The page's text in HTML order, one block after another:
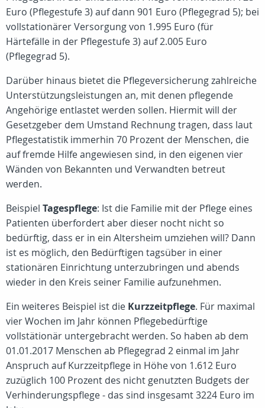
Euro (Pflegestufe 3) auf dann 901 Euro (Pflegegrad 5); bei
vollstationärer Versorgung von 1.995 Euro (für
Härtefälle in der Pflegestufe 3) auf 2.005 Euro
(Pflegegrad 5).
Darüber hinaus bietet die Pflegeversicherung zahlreiche
Unterstützungsleistungen an, mit denen pflegende
Angehörige entlastet werden sollen. Hiermit will der
Gesetzgeber dem Umstand Rechnung tragen, dass laut
Pflegestatistik immerhin 70 Prozent der Menschen, die
auf fremde Hilfe angewiesen sind, in den eigenen vier
Wänden von Bekannten und Verwandten betreut
werden.
Beispiel Tagespflege: Ist die Familie mit der Pflege eines
Patienten überfordert aber dieser nocht nicht so
bedürftig, dass er in ein Altersheim umziehen will? Dann
ist es möglich, den Bedürftigen tagsüber in einer
stationären Einrichtung unterzubringen und abends
wieder in den Kreis seiner Familie aufzunehmen.
Ein weiteres Beispiel ist die Kurzzeitpflege. Für maximal
vier Wochen im Jahr können Pflegebedürftige
vollstätionär untergebracht werden. So haben ab dem
01.01.2017 Menschen ab Pflegegrad 2 einmal im Jahr
Anspruch auf Kurzzeitpflege in Höhe von 1.612 Euro
zuzüglich 100 Prozent des nicht genutzten Budgets der
Verhinderungspflege - das sind insgesamt 3224 Euro im